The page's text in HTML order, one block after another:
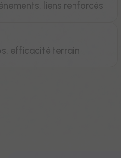
liens renforcés
efficacité terrain